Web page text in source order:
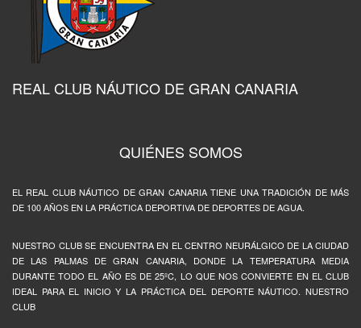
REAL CLUB NÁUTICO DE GRAN CANARIA
QUIÉNES SOMOS
EL REAL CLUB NÁUTICO DE GRAN CANARIA TIENE UNA TRADICIÓN DE MÁS
DE 100 AÑOS EN LA PRÁCTICA DEPORTIVA DE DEPORTES DE AGUA.
NUESTRO CLUB SE ENCUENTRA EN EL CENTRO NEURÁLGICO DE LA CIUDAD
DE LAS PALMAS DE GRAN CANARIA, DONDE LA TEMPERATURA MEDIA
DURANTE TODO EL AÑO ES DE 25ºC, LO QUE NOS CONVIERTE EN EL CLUB
IDEAL PARA EL INICIO Y LA PRÁCTICA DEL DEPORTE NÁUTICO. NUESTRO
CLUB